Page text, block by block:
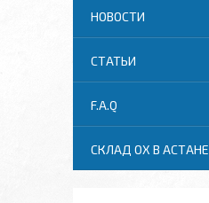
НОВОСТИ
СТАТЬИ
F.A.Q
СКЛАД ОХ В АСТАНЕ